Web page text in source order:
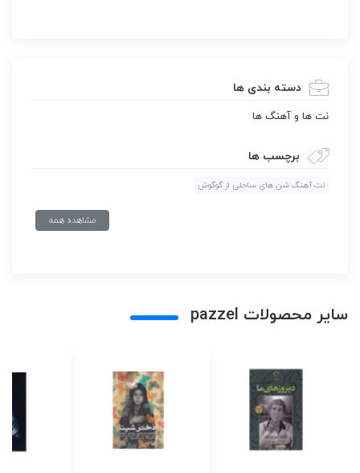
دسته بندی ها
نت ها و آهنگ ها
برچسب ها
نت آهنگ شن های ساحلی از گوگوش
مشاهده همه
سایر محصولات pazzel